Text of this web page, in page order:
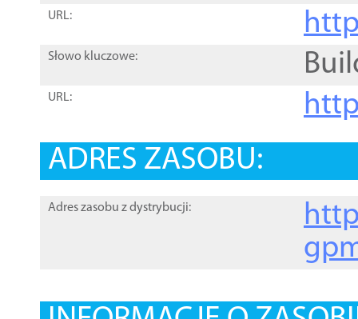
URL:
Słowo kluczowe:
URL:
ADRES ZASOBU:
Adres zasobu z dystrybucji: